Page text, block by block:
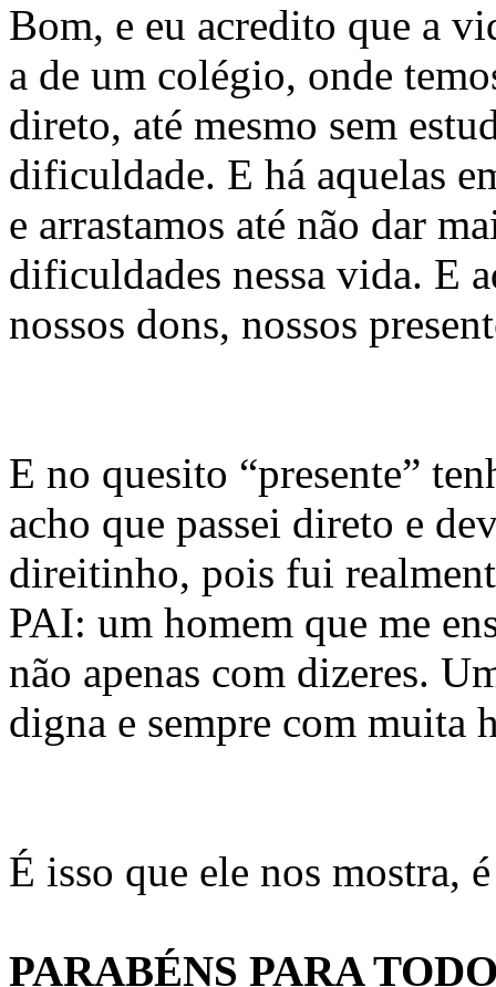
Bom, e eu acredito que a
a de um colégio, onde
direto, até mesmo sem
dificuldade. E há aquelas
e arrastamos até não dar
dificuldades nessa vida. E
nossos dons, nossos
E no quesito “presente”
acho que passei direto e
direitinho, pois fui
PAI: um homem que me
não apenas com dizeres.
digna e sempre com muita
É isso que ele nos mostra,
PARABÉNS PARA